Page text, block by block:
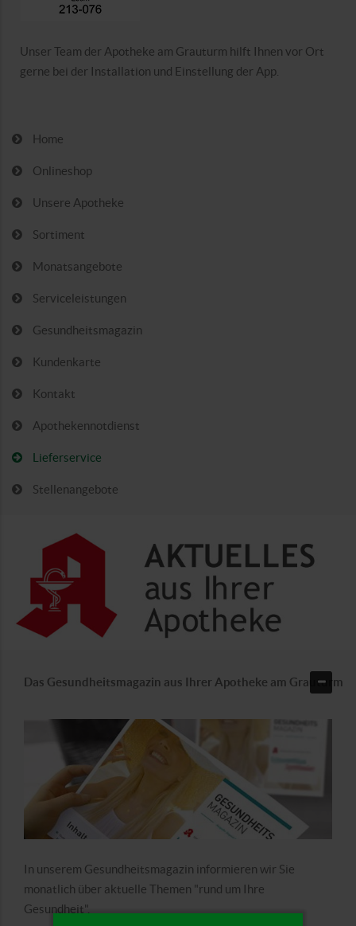
Unser Team der Apotheke am Grauturm hilft Ihnen vor Ort
gerne bei der Installation und Einstellung der App.
Home
Onlineshop
Unsere Apotheke
Sortiment
Monatsangebote
Serviceleistungen
Gesundheitsmagazin
Kundenkarte
Kontakt
Apothekennotdienst
Lieferservice
Stellenangebote
Das Gesundheitsmagazin aus Ihrer Apotheke am Grauturm
In unserem Gesundheitsmagazin informieren wir Sie
monatlich über aktuelle Themen "rund um Ihre
Gesundheit".